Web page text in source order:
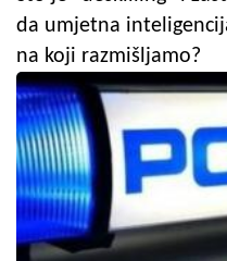
da umjetna
na koji razmišljamo?